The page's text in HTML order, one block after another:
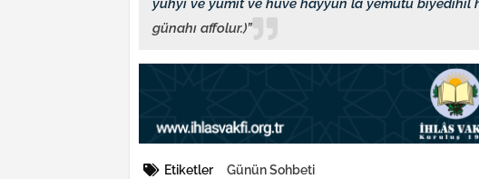
yuhyî ve yümît ve hüve hayyün lâ yemûtü biyedihil
günahı affolur.)”
Etiketler Günün Sohbeti